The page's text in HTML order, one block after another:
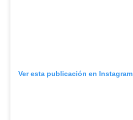
Ver esta publicación en Instagram